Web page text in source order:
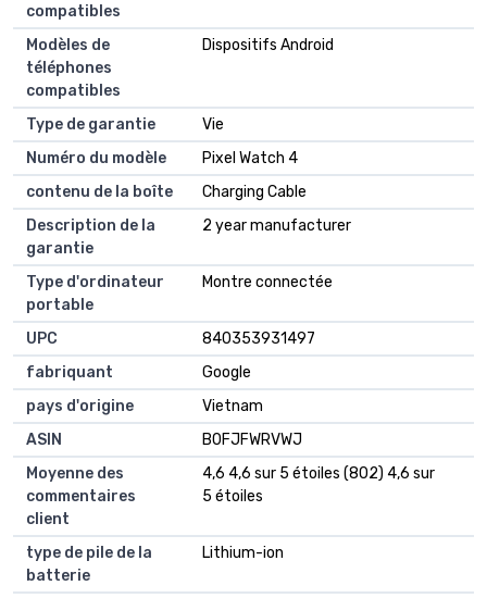
compatibles
Modèles de
téléphones
compatibles
Dispositifs Android
Type de garantie
Vie
Numéro du modèle
Pixel Watch 4
contenu de la boîte
Charging Cable
Description de la
garantie
2 year manufacturer
Type d'ordinateur
portable
Montre connectée
UPC
840353931497
fabriquant
Google
pays d'origine
Vietnam
ASIN
B0FJFWRVWJ
Moyenne des
commentaires
client
4,6 4,6 sur 5 étoiles (802) 4,6 sur
5 étoiles
type de pile de la
batterie
Lithium-ion